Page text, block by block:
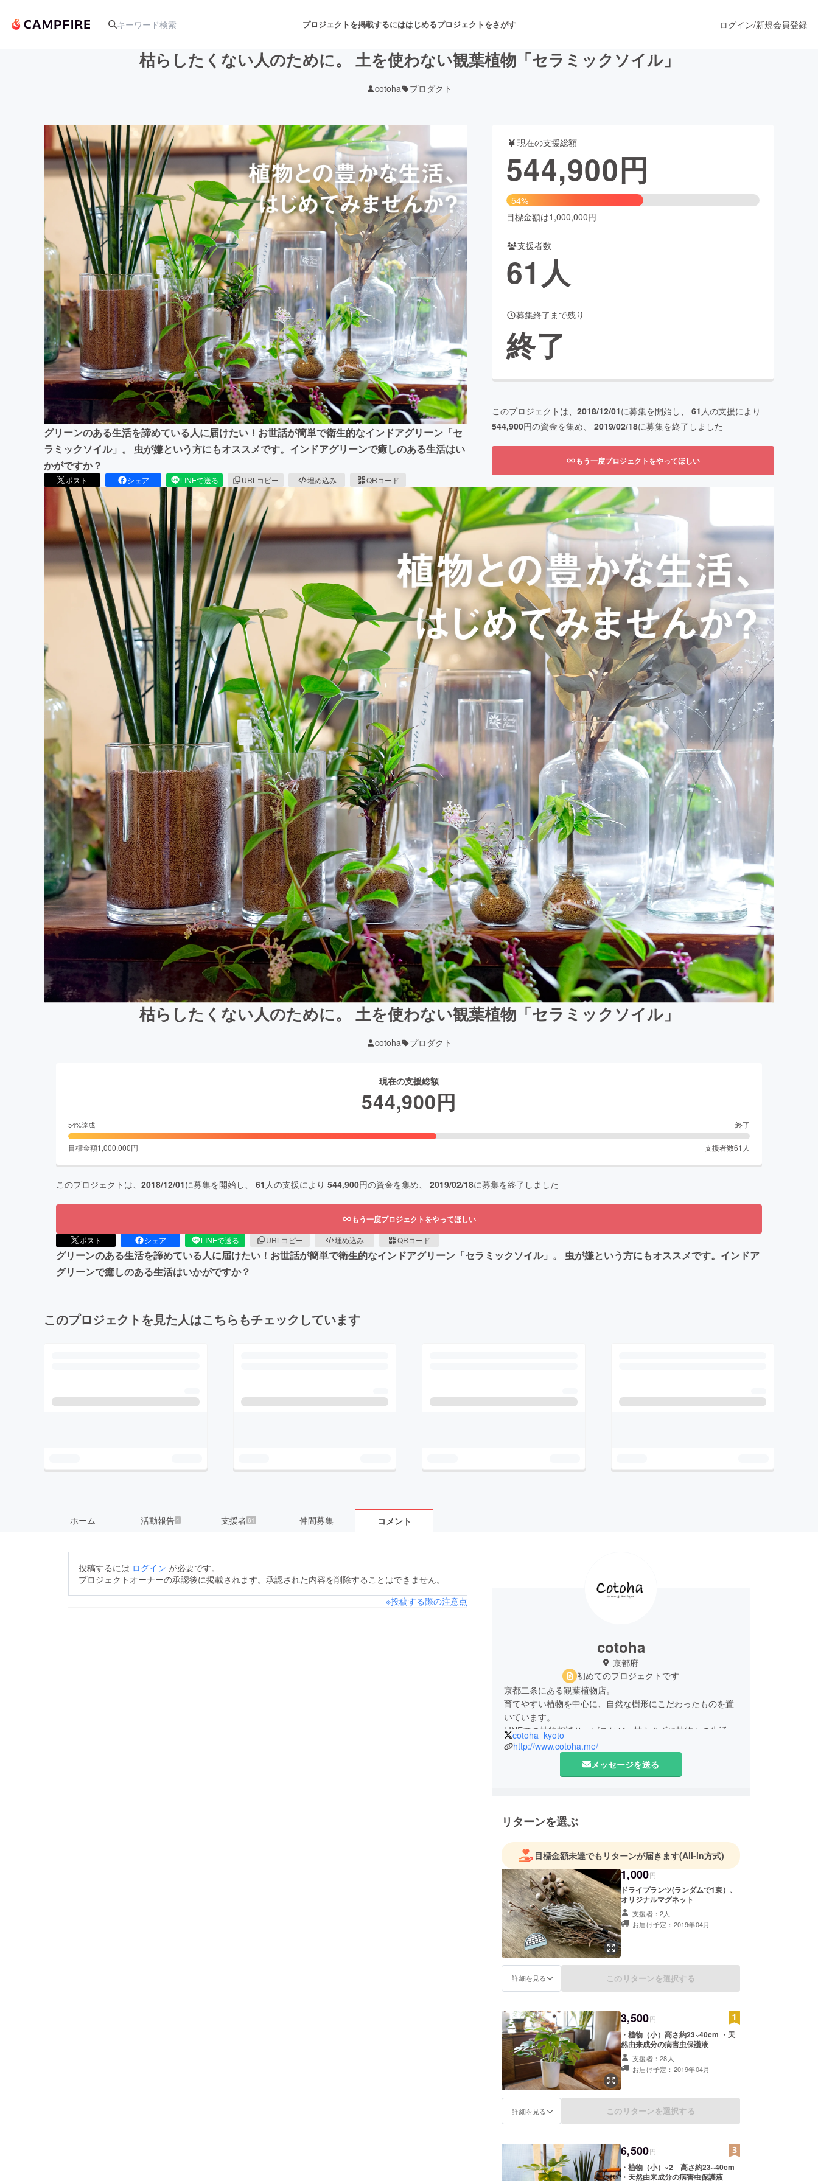
プロジェクトを掲載するにははじめるプロジェクトをさがす
アート・写真 音楽 舞台・パフォーマンス
テクノロジー・ガジェット ゲーム・サービス開発 フード・飲食店 ファッション
映像・映画 書籍・雑誌出版 アニメ・漫画
ビジネス・起業 チャレンジ ビューティー・ヘルスケア
まちづくり・地域活性化
CAMPFIRE for Social GoodCAMPFIRE Creation
CAMPFIREふるさと納税machi-yaコミュニティ
ログイン/新規会員登録
枯らしたくない人のために。 土を使わない観葉植物「セラミックソイル」
cotoha プロダクト
グリーンのある生活を諦めている人に届けたい！お世話が簡単で衛生的なインドアグリーン「セ
ラミックソイル」。 虫が嫌という方にもオススメです。インドアグリーンで癒しのある生活はい
かがですか？
ポスト シェア LINEで送る URLコピー 埋め込み QRコード
現在の支援総額
544,900円
54%
目標金額は1,000,000円
支援者数
61 人
募集終了まで残り
終了
このプロジェクトは、 2018/12/01に募集を開始し、 61 人の支援により
544,900円の資金を集め、 2019/02/18に募集を終了しました
もう一度プロジェクトをやってほしい
枯らしたくない人のために。 土を使わない観葉植物「セラミックソイル」
cotoha プロダクト
現在の支援総額
544,900円
54%達成 終了
目標金額1,000,000円 支援者数61 人
このプロジェクトは、 2018/12/01に募集を開始し、 61 人の支援により 544,900円の資金を集め、 2019/02/18に募集を終了しました
もう一度プロジェクトをやってほしい
ポスト シェア LINEで送る URLコピー 埋め込み QRコード
グリーンのある生活を諦めている人に届けたい！お世話が簡単で衛生的なインドアグリーン「セラミックソイル」。 虫が嫌という方にもオススメです。インドア
グリーンで癒しのある生活はいかがですか？
このプロジェクトを見た人はこちらもチェックしています
ホーム 活動報告4 支援者61 仲間募集 コメント
投稿するには ログイン が必要です。
プロジェクトオーナーの承認後に掲載されます。承認された内容を削除することはできません。
※投稿する際の注意点
cotoha
京都府
初めてのプロジェクトです
京都二条にある観葉植物店。
育てやすい植物を中心に、自然な樹形にこだわったものを置
いています。
LINEでの植物相談サービスなど、枯らさずに植物との生活を
楽しんでいただけるようにお手伝いができる店を目指してい
植栽の施工、パルダリウムも扱っており、ご自宅や店舗の
ヴィンチ/カジカジ/Leaf...その他TV番組等
instagram / @cotohakyoto
cotoha_kyoto
http://www.cotoha.me/
メッセージを送る
リターンを選ぶ
目標金額未達でもリターンが届きます(All-in方式)
1,000円
ドライプランツ(ランダムで1束）、
オリジナルマグネット
支援者：2人
お届け予定：2019年04月
詳細を見る このリターンを選択する
3,500円
・植物（小）高さ約23~40cm ・天
然由来成分の病害虫保護液
支援者：28人
お届け予定：2019年04月
詳細を見る このリターンを選択する
6,500円
・植物（小）×2 高さ約23~40cm
・天然由来成分の病害虫保護液